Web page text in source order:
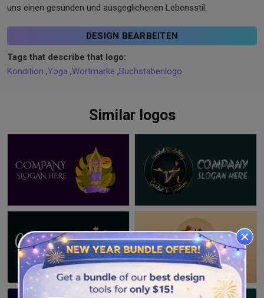
uns einen gesunden und ausgeglichenen Lebensstil.
DESIGN BEARBEITEN
Tags that describe that logo:
Kondition ,Yoga ,Wortmarke ,Buchstabenlogo
Similar logos